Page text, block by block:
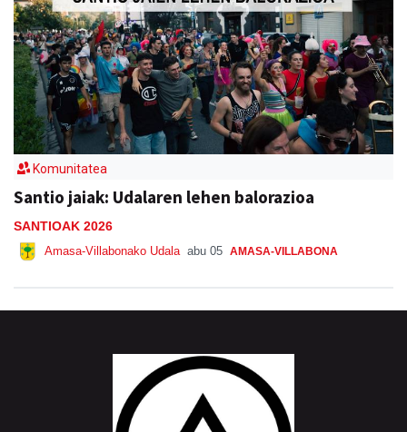
Komunitatea
Santio jaiak: Udalaren lehen balorazioa
SANTIOAK 2026
Amasa-Villabonako Udala abu 05 AMASA-VILLABONA